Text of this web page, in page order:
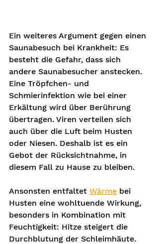
Ein weiteres Argument gegen einen
Saunabesuch bei Krankheit: Es
besteht die Gefahr, dass sich
andere Saunabesucher anstecken.
Eine Tröpfchen- und
Schmierinfektion wie bei einer
Erkältung wird über Berührung
übertragen. Viren verteilen sich
auch über die Luft beim Husten
oder Niesen. Deshalb ist es ein
Gebot der Rücksichtnahme, in
diesem Fall zu Hause zu bleiben.
Ansonsten entfaltet Wärme bei
Husten eine wohltuende Wirkung,
besonders in Kombination mit
Feuchtigkeit: Hitze steigert die
Durchblutung der Schleimhäute.